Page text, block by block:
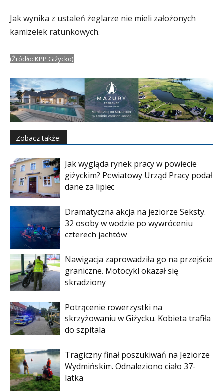
Jak wynika z ustaleń żeglarze nie mieli założonych
kamizelek ratunkowych.
(Źródło: KPP Giżycko)
Zobacz także:
Jak wygląda rynek pracy w powiecie
giżyckim? Powiatowy Urząd Pracy podał
dane za lipiec
Dramatyczna akcja na jeziorze Seksty.
32 osoby w wodzie po wywróceniu
czterech jachtów
Nawigacja zaprowadziła go na przejście
graniczne. Motocykl okazał się
skradziony
Potrącenie rowerzystki na
skrzyżowaniu w Giżycku. Kobieta trafiła
do szpitala
Tragiczny finał poszukiwań na Jeziorze
Wydmińskim. Odnaleziono ciało 37-
latka